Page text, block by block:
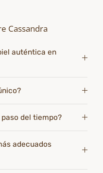
Cassandra
auténtica en
del tiempo?
adecuados